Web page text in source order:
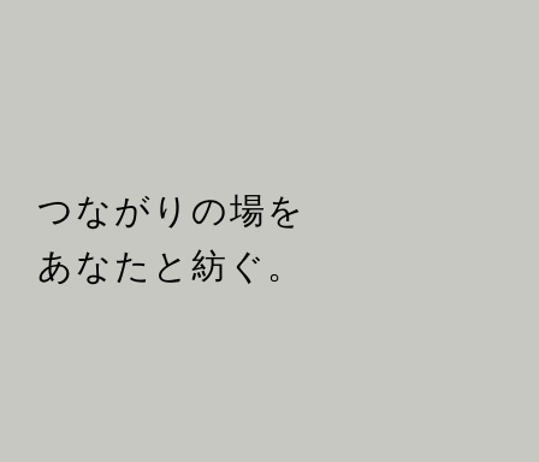
つながりの場を
あなたと紡ぐ。